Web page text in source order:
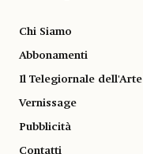
Chi Siamo
Abbonamenti
Il Telegiornale dell'Arte
Vernissage
Pubblicità
Contatti